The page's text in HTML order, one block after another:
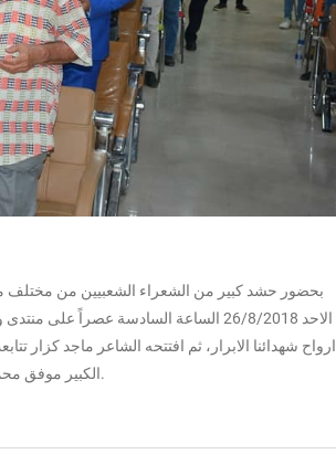
بحضور حشد كبير من الشعراء الشعبيين من مختلف
الاحد 26/8/2018 الساعة السادسة عصراً
ارواح شهدائنا الابرار، ثم افتتحه الشاعر ماجد كزار
الكبير موفق محمد والشاعر ماجد كزار والمترجم حسين نهابة رئيس مؤسسة ابجد الثقافية.